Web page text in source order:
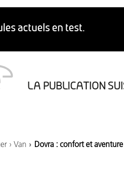
LA PUBLICATION
Van Dovra : confort et aventure